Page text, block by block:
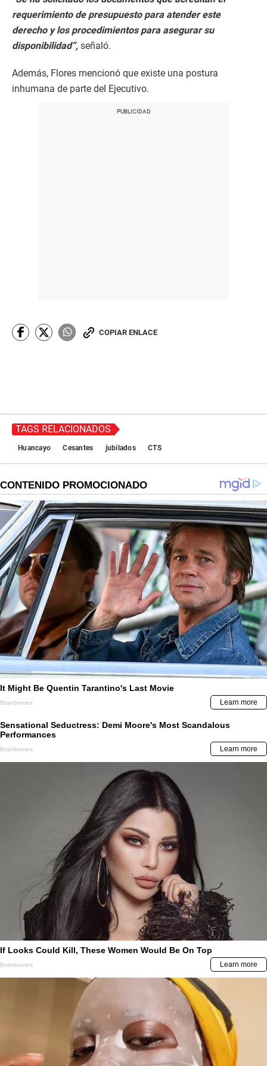
requerimiento de presupuesto para atender este
derecho y los procedimientos para asegurar su
disponibilidad”, señaló.
Además, Flores mencionó que existe una postura
inhumana de parte del Ejecutivo.
COPIAR ENLACE
TAGS RELACIONADOS
Huancayo Cesantes jubilados CTS